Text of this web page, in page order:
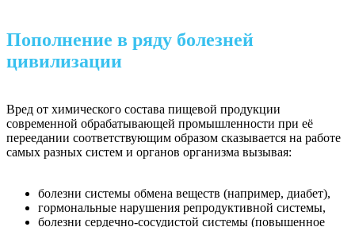
Пополнение в ряду болезней
цивилизации
Вред от химического состава пищевой продукции
современной обрабатывающей промышленности при её
переедании соответствующим образом сказывается на работе
самых разных систем и органов организма вызывая:
болезни системы обмена веществ (например, диабет),
гормональные нарушения репродуктивной системы,
болезни сердечно-сосудистой системы (повышенное